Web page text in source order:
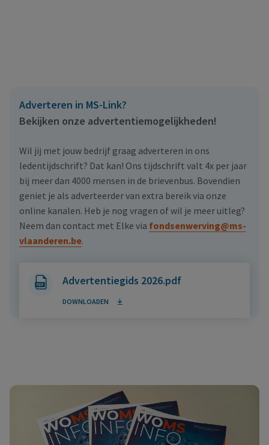
Adverteren in MS-Link?
Bekijken onze advertentiemogelijkheden!
Wil jij met jouw bedrijf graag adverteren in ons
ledentijdschrift? Dat kan! Ons tijdschrift valt 4x per jaar
bij meer dan 4000 mensen in de brievenbus. Bovendien
geniet je als adverteerder van extra bereik via onze
online kanalen. Heb je nog vragen of wil je meer uitleg?
Neem dan contact met Elke via fondsenwerving@ms-
vlaanderen.be.
Advertentiegids 2026.pdf
DOWNLOADEN